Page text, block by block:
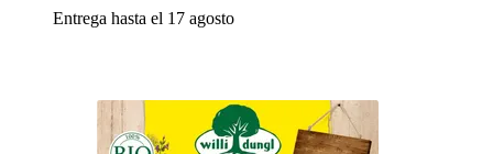
Entrega hasta el 17 agosto